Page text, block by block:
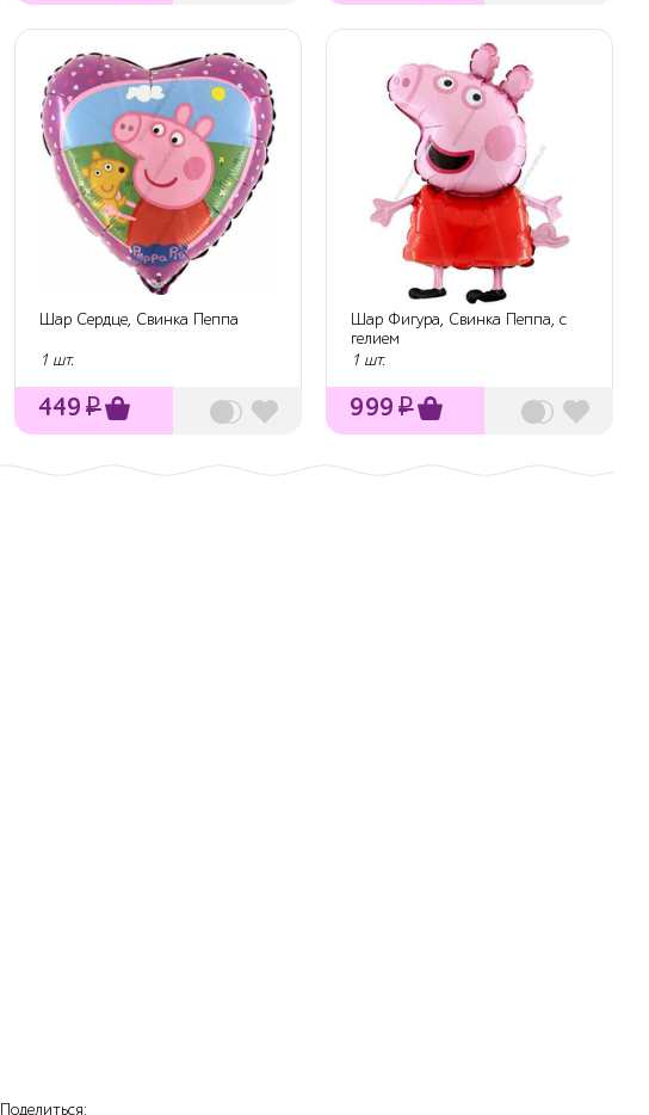
Шар Сердце, Свинка Пеппа
1 шт.
449 ₽
Шар Фигура, Свинка Пеппа, с
гелием
1 шт.
999 ₽
Поделиться: